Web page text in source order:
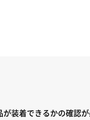
装着できるかの確認が